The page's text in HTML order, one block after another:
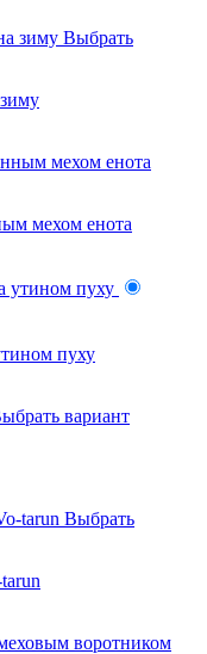
Выбрать
мехом енота
пуху
вариант
Выбрать